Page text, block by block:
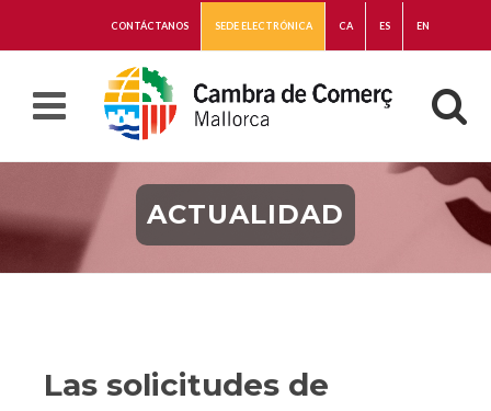
CONTÁCTANOS SEDE ELECTRÓNICA CA ES EN
ACTUALIDAD
Las solicitudes de